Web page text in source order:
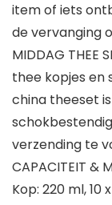
item of iets
de vervanging
MIDDAG THEE
thee kopjes en
china theeset
verzending te
CAPACITEIT &
Kop: 220 ml, 10